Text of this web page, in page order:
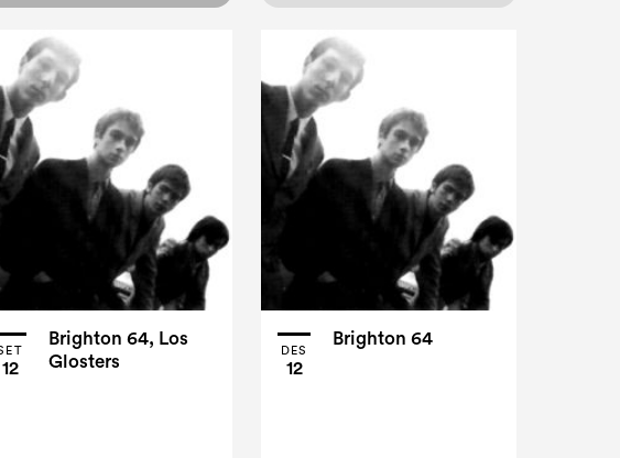
12
Brighton 64, Los
Glosters
DES
12
Brighton 64